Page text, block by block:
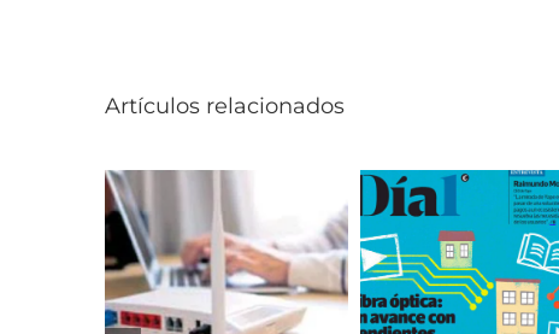
Artículos relacionados